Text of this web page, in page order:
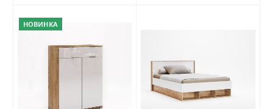
НОВИНКА